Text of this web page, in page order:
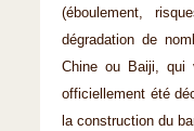
(éboulement,
dégradation de
Chine ou Baiji, qui
officiellement été
la construction du